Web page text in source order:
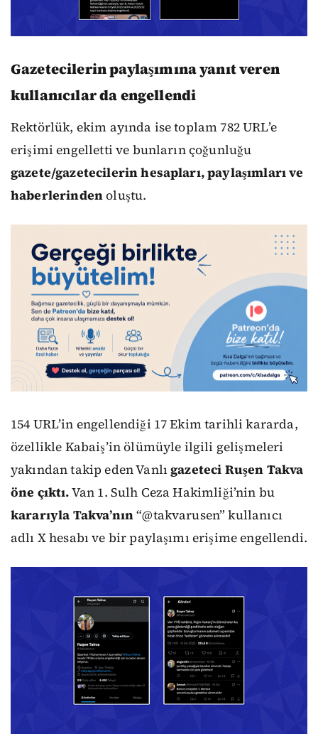
Gazetecilerin paylaşımına yanıt veren
kullanıcılar da engellendi
Rektörlük, ekim ayında ise toplam 782 URL’e
erişimi engelletti ve bunların çoğunluğu
gazete/gazetecilerin hesapları, paylaşımları ve
haberlerindenoluştu.
154 URL’in engellendiği 17 Ekim tarihli kararda,
özellikle Kabaiş’in ölümüyle ilgili gelişmeleri
yakından takip eden Vanlıgazeteci Ruşen Takva
öne çıktı.Van 1. Sulh Ceza Hakimliği’nin bu
kararıyla Takva’nın“@takvarusen” kullanıcı
adlı X hesabı ve bir paylaşımı erişime engellendi.